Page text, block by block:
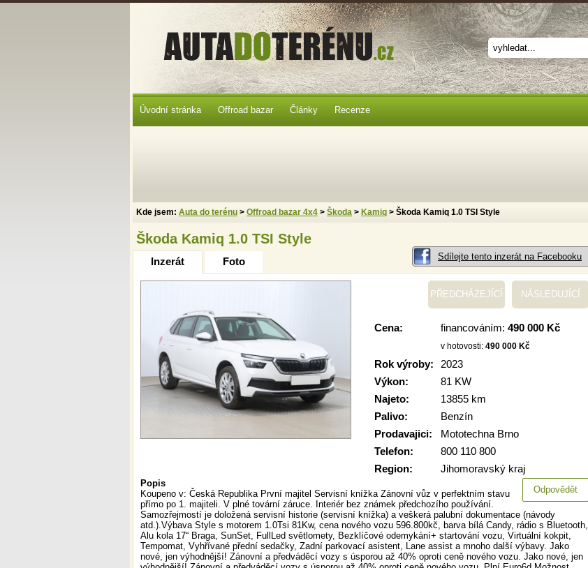
Škoda Kamiq 1.0 TSI Style
Sdílejte tento inzerát na Facebooku
Inzerát Foto
PŘEDCHÁZEJÍCÍ NÁSLEDUJÍCÍ
Cena: financováním: 490 000 Kč
v hotovosti: 490 000 Kč
Rok výroby:
2023
Výkon:
81 KW
Najeto:
13855 km
Palivo:
Benzín
Prodavajici:
Mototechna Brno
Telefon:
800 110 800
Region:
Jihomoravský kraj
Odpovědět
Popis
Koupeno v: Česká Republika První majitel Servisní knížka Zánovní vůz v perfektním stavu
přímo po 1. majiteli. V plné tovární záruce. Interiér bez známek předchozího používání.
Samozřejmostí je doložená servisní historie (servisní knížka) a veškerá palubní dokumentace (návody
atd.).Výbava Style s motorem 1.0Tsi 81Kw, cena nového vozu 596.800kč, barva bílá Candy, rádio s Bluetooth,
Alu kola 17“ Braga, SunSet, FullLed světlomety, Bezklíčové odemykání+ startování vozu, Virtuální kokpit,
Tempomat, Vyhřívané přední sedačky, Zadní parkovací asistent, Lane assist a mnoho další výbavy. Jako
nové, jen výhodnější! Zánovní a předváděcí vozy s úsporou až 40% oproti ceně nového vozu. Jako nové, jen
Úvodní stránka Offroad bazar Články Recenze
Kde jsem: Auta do terénu > Offroad bazar 4x4 > Škoda > Kamiq > Škoda Kamiq 1.0 TSI Style